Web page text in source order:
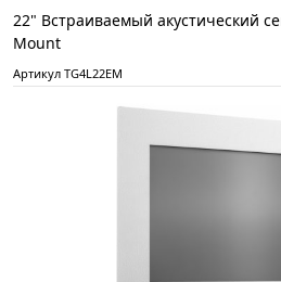
22" Встраиваемый акустический
Mount
Артикул TG4L22EM